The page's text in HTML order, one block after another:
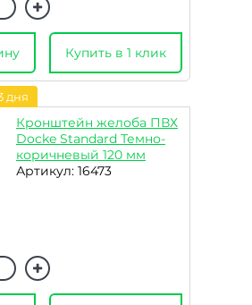
Купить в 1 клик
дня
Кронштейн желоба ПВХ
Docke Standard Темно-
коричневый 120 мм
Артикул: 16473